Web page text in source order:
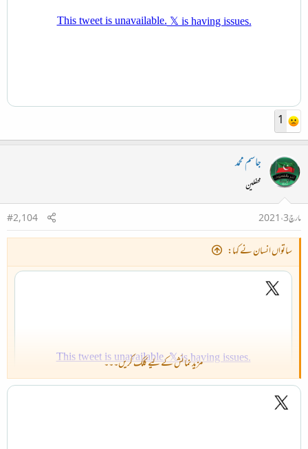
1
جاسم محمد
محفلین
مارچ 3، 2021
#2,104
ساتواں انسان نے کہا:
مزید نمائش کے لیے کلک کریں۔۔۔